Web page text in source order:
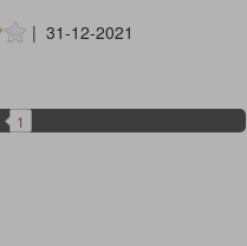
| 31-12-2021
1